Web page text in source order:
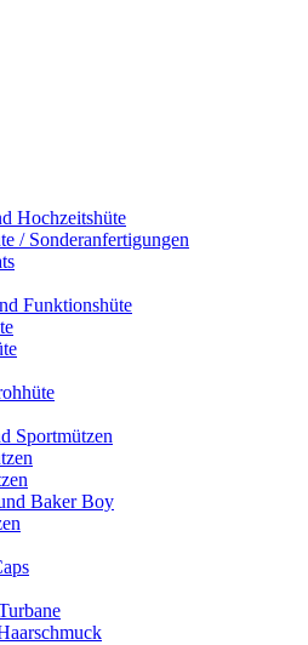
Hochzeitshüte
/ Sonderanfertigungen
Funktionshüte
Sportmützen
Baker Boy